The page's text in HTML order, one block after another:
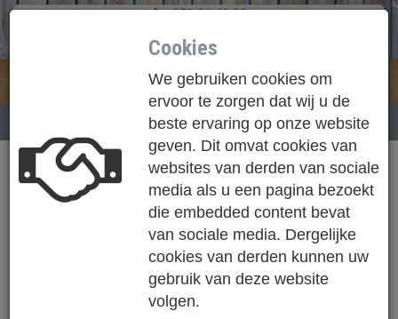
050 31 42 83
info@houthandel-loose.be
GEVELBEKLEDING THERMO EIK
Cookies
We gebruiken cookies om
ervoor te zorgen dat wij u de
beste ervaring op onze website
geven. Dit omvat cookies van
websites van derden van sociale
media als u een pagina bezoekt
die embedded content bevat
van sociale media. Dergelijke
cookies van derden kunnen uw
gebruik van deze website
volgen.